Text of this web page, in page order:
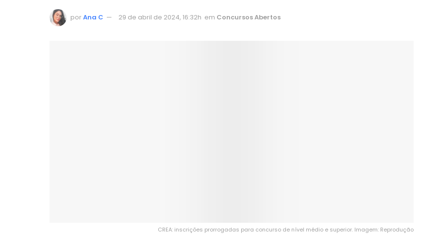
porAna C 29 de abril de 2024, 16:32h em Concursos Abertos
CREA: inscrições prorrogadas para concurso de nível médio e superior. Imagem: Reprodução